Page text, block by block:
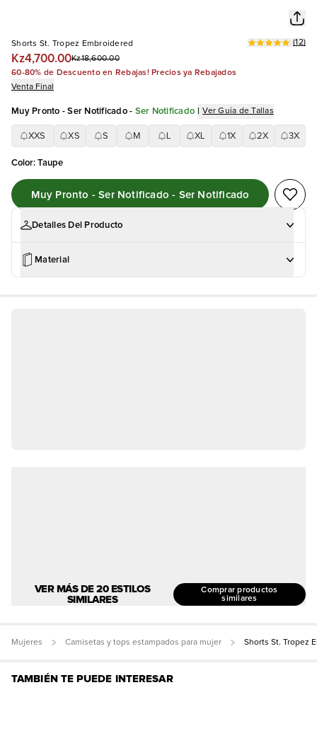
Shorts St. Tropez Embroidered
Kz4,700.00Kz18,600.00
(12)
60-80% de Descuento en Rebajas! Precios ya Rebajados
Venta Final
Muy Pronto - Ser Notificado- Ser Notificado | Ver Guía de Tallas
XXS XS S M XL 1X 2X 3X
Color:Taupe
Muy Pronto - Ser Notificado - Ser Notificado
Detalles Del Producto
Material
VER MÁS DE 20 ESTILOS
SIMILARES
Comprar productos
similares
Mujeres Camisetas y tops estampados para mujer Shorts St. Tropez
TAMBIÉN TE PUEDE INTERESAR